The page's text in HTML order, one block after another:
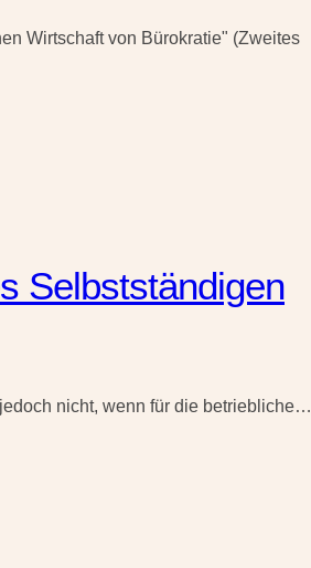
Wirtschaft von Bürokratie" (Zweites
Selbstständigen
nicht, wenn für die betriebliche…